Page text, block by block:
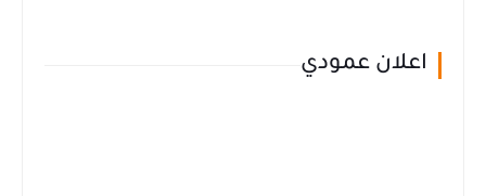
اعلان عمودي